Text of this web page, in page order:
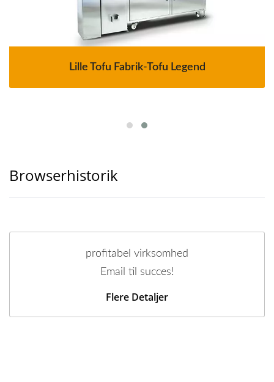
Lille Tofu Fabrik-Tofu Legend
Browserhistorik
profitabel virksomhed
Email til succes!
Flere Detaljer